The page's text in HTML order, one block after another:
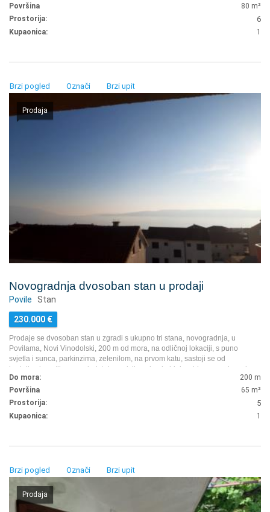
Površina
80 m²
Prostorija:
6
Kupaonica: 1
Brzi pogled Označi Brzi upit
Prodaja
Novogradnja dvosoban stan u prodaji
Povile Stan
230.000 €
Prodaje se dvosoban stan u zgradi s ukupno tri stana, novogradnja, u
Povilama, Novi Vinodolski, 200 m od mora, na odličnoj lokaciji, s puno
svjetla i sunca, parkinzima, zelenilom, na prvom katu, sastoji se od
hodnika, kupatila s wc, dodatni wc, dvije sobe, kuhinje s blagovaonicom i
dnevnim boravkom i terasom, s pogledom na more, idealno za
cjelogodišnji život na moru ili za rentanje.
Do mora:
200 m
Površina
65 m²
Prostorija:
5
Kupaonica: 1
Brzi pogled Označi Brzi upit
Prodaja